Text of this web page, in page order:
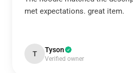
met expectations. great item.
T Tyson
Verified owner